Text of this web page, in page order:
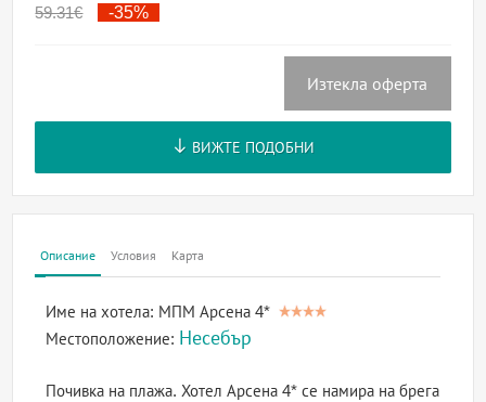
59.31€ -35%
Изтекла оферта
ВИЖТЕ ПОДОБНИ
Описание Условия Карта
Име на хотела: МПМ Арсена 4*
Местоположение: Несебър
Почивка на плажа. Хотел Арсена 4* се намира на брега